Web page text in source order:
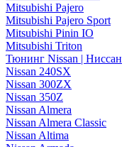
Mitsubishi Pajero
Mitsubishi Pajero Sport
Mitsubishi Pinin IO
Mitsubishi Triton
Тюнинг Nissan | Ниссан
Nissan 240SX
Nissan 300ZX
Nissan 350Z
Nissan Almera
Nissan Almera Classic
Nissan Altima